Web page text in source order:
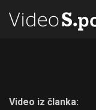
Video iz članka: